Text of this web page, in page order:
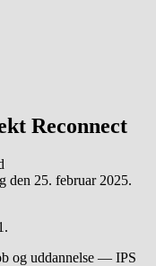
Reconnect
den 25. februar 2025.
og uddannelse — IPS